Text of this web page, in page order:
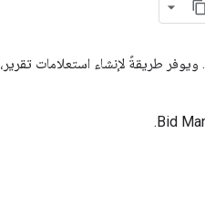
. ويوفر طريقةً لإنشاء استعلامات تقرير،